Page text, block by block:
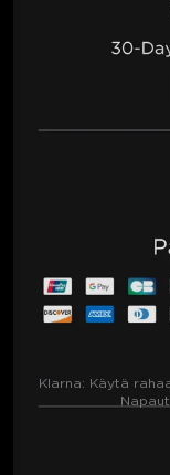
Klarna: Käytä